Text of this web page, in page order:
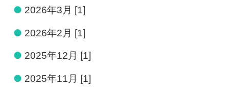
● 2026年3月 [1]
● 2026年2月 [1]
● 2025年12月 [1]
● 2025年11月 [1]